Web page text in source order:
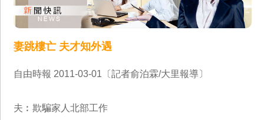
妻跳樓亡 夫才知外遇
自由時報 2011-03-01〔記者俞泊霖/大里報導〕
夫︰欺騙家人北部工作